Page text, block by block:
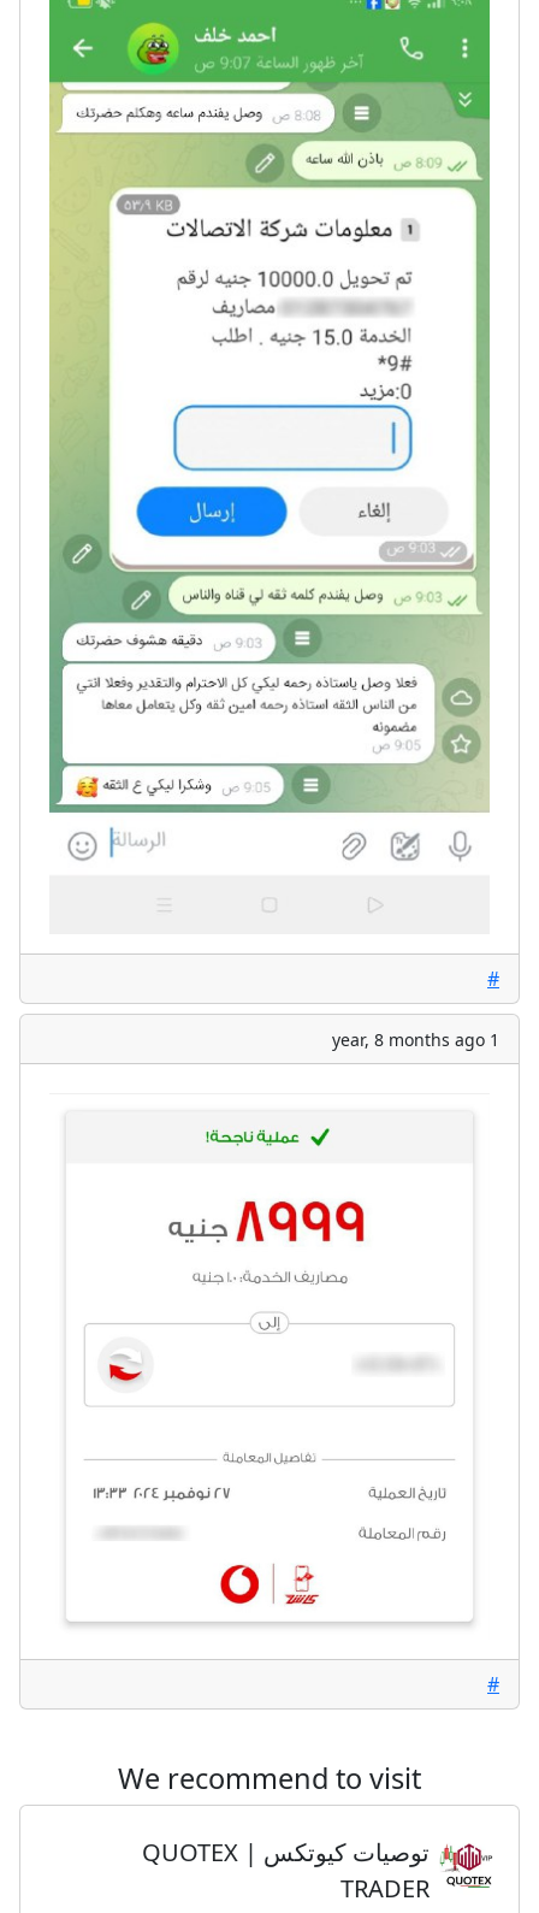
#
1 year, 8 months ago
#
We recommend to visit
توصيات كيوتكس | QUOTEX
TRADER